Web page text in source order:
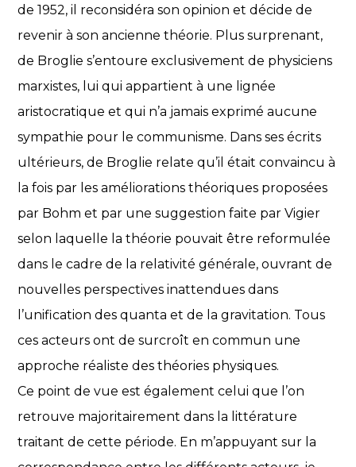
de 1952, il reconsidéra son opinion et décide de
revenir à son ancienne théorie. Plus surprenant,
de Broglie s’entoure exclusivement de physiciens
marxistes, lui qui appartient à une lignée
aristocratique et qui n’a jamais exprimé aucune
sympathie pour le communisme. Dans ses écrits
ultérieurs, de Broglie relate qu’il était convaincu à
la fois par les améliorations théoriques proposées
par Bohm et par une suggestion faite par Vigier
selon laquelle la théorie pouvait être reformulée
dans le cadre de la relativité générale, ouvrant de
nouvelles perspectives inattendues dans
l’unification des quanta et de la gravitation. Tous
ces acteurs ont de surcroît en commun une
approche réaliste des théories physiques.
Ce point de vue est également celui que l’on
retrouve majoritairement dans la littérature
traitant de cette période. En m’appuyant sur la